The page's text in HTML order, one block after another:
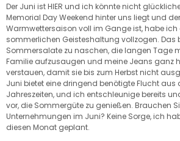
Der Juni ist HIER und ich könnte nicht
Memorial Day Weekend hinter uns liegt und
Warmwettersaison voll im Gange ist, habe ich
sommerlichen Geisteshaltung vollzogen. Das
Sommersalate zu naschen, die langen Tage
Familie aufzusaugen und meine Jeans ganz
verstauen, damit sie bis zum Herbst nicht
Juni bietet eine dringend benötigte Flucht
Jahreszeiten, und ich entschleunige bereits
vor, die Sommergüte zu genießen. Brauchen
Unternehmungen im Juni? Keine Sorge, ich
diesen Monat geplant.